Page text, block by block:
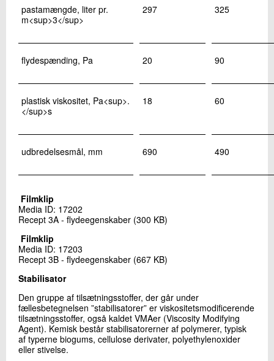
pastamængde, liter pr.
m<sup>3</sup>
297 325
flydespænding, Pa 20 90
plastisk viskositet, Pa<sup>.
</sup>s
18 60
udbredelsesmål, mm 690 490
Filmklip
Media ID: 17202
Recept 3A - flydeegenskaber (300 KB)
Filmklip
Media ID: 17203
Recept 3B - flydeegenskaber (667 KB)
Stabilisator
Den gruppe af tilsætningsstoffer, der går under
fællesbetegnelsen ”stabilisatorer” er viskositetsmodificerende
tilsætningsstoffer, også kaldet VMAer (Viscosity Modifying
Agent). Kemisk består stabilisatorerner af polymerer, typisk
af typerne biogums, cellulose derivater, polyethylenoxider
eller stivelse.